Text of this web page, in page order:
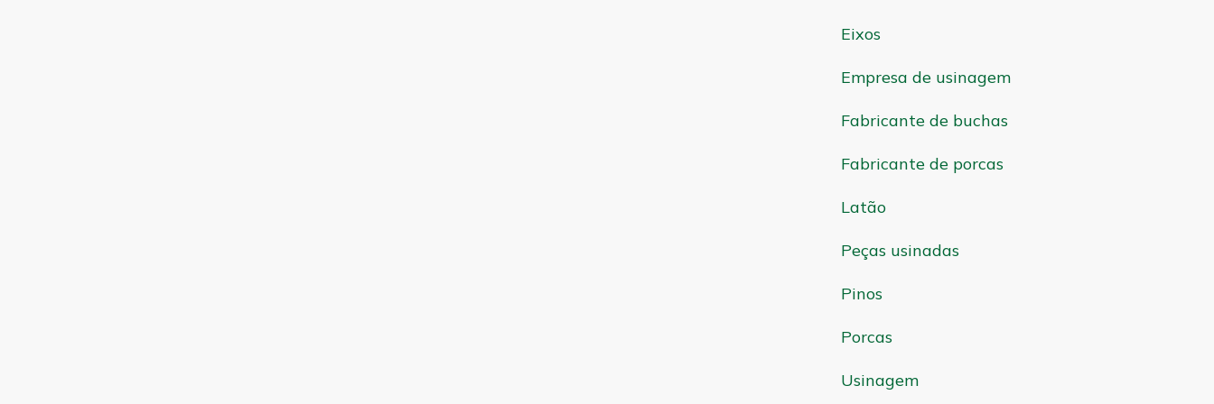
Eixos
Empresa de usinagem
Fabricante de buchas
Fabricante de porcas
Latão
Peças usinadas
Pinos
Porcas
Usinagem